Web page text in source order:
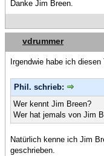
Danke Jim Breen.
vdrummer
Irgendwie habe ich diesen
Phil. schrieb:
Wer kennt Jim Breen?
Wer hat jemals von Jim
Natürlich kenne ich Jim
geschrieben.